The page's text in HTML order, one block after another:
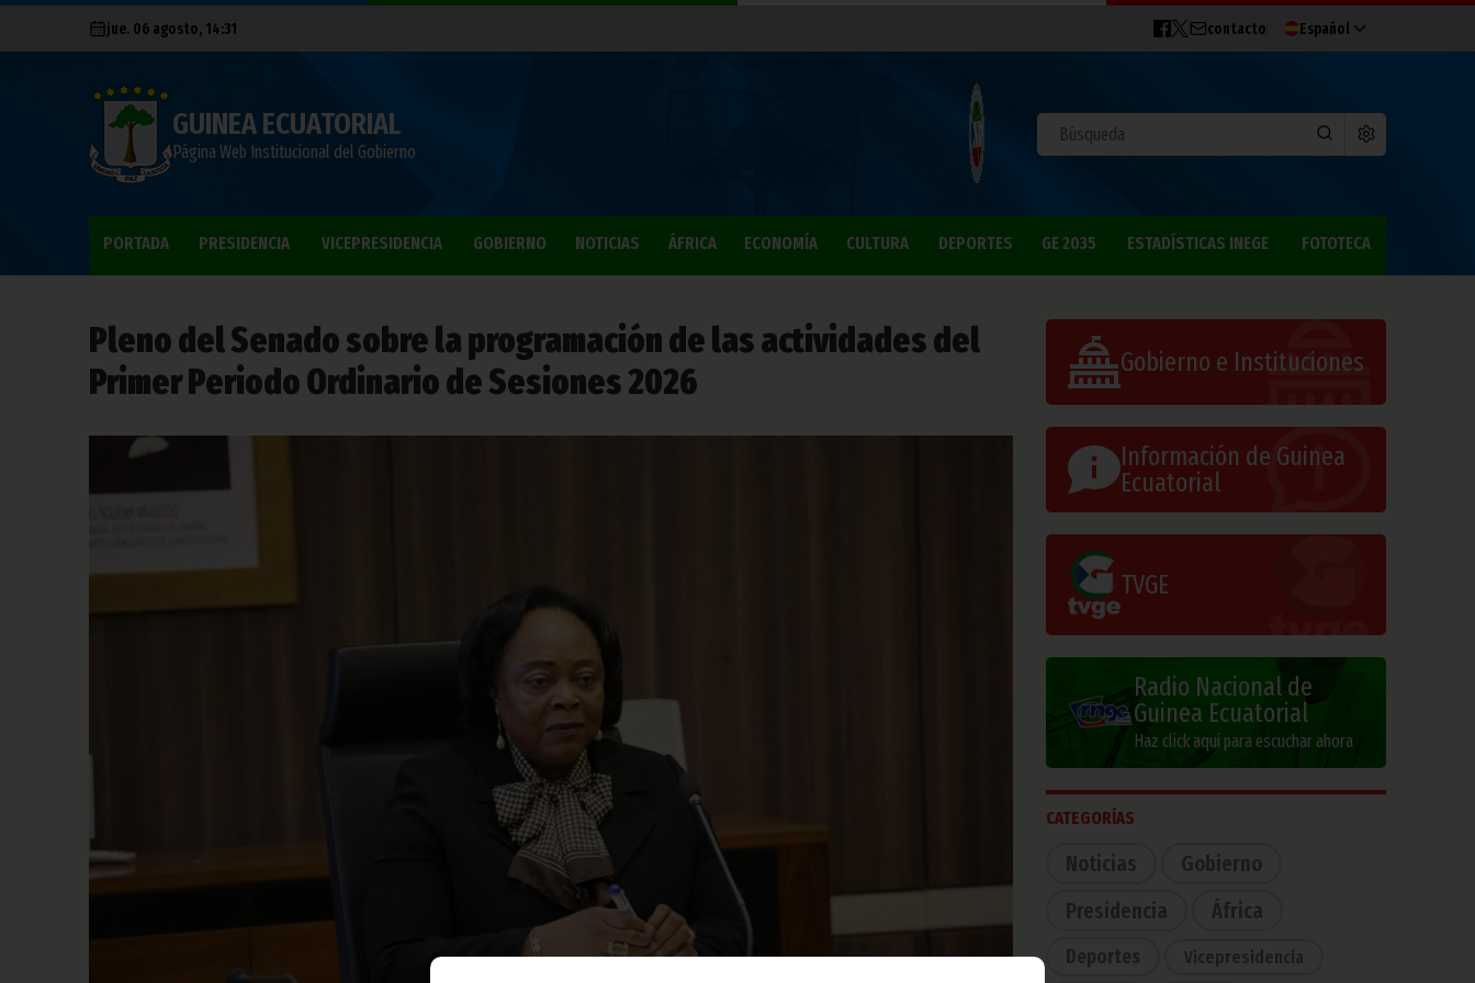
jue. 06 agosto, 14:31 contacto Español
GUINEA ECUATORIAL
Página Web Institucional del Gobierno
PORTADA PRESIDENCIA VICEPRESIDENCIA GOBIERNO NOTICIAS ÁFRICA ECONOMÍA CULTURA DEPORTES GE 2035 ESTADÍSTICAS INEGE FOTOTECA
Pleno del Senado sobre la programación de las actividades del
Primer Periodo Ordinario de Sesiones 2026
Gobierno e Instituciones
Información de Guinea
Ecuatorial
TVGE
Radio Nacional de
Guinea Ecuatorial
Haz click aquí para escuchar ahora
CATEGORÍAS
Noticias
Gobierno
Presidencia
África
Deportes Vicepresidencia